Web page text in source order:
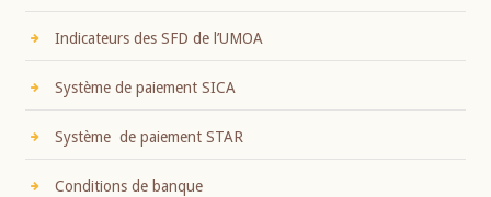
Indicateurs des SFD de l’UMOA
Système de paiement SICA
Système de paiement STAR
Conditions de banque